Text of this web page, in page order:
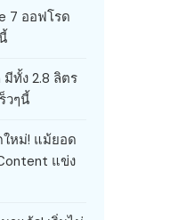
7 ออฟโรด
มีทั้ง 2.8 ลิตร
วๆนี้
ใหม่! แม้ยอด
แข่ง